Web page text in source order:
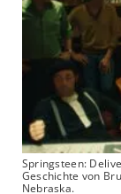
Springsteen:
Geschichte von
Nebraska.